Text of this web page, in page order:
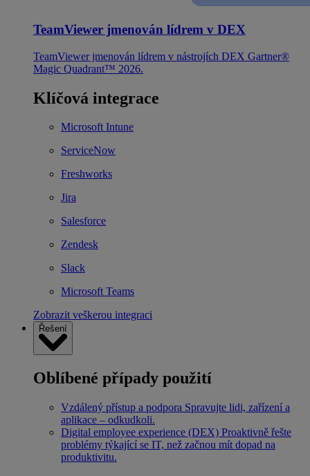
TeamViewer jmenován lídrem v DEX
TeamViewer jmenován lídrem v nástrojích DEX Gartner®
Magic Quadrant™ 2026.
Klíčová integrace
Microsoft Intune
ServiceNow
Freshworks
Jira
Salesforce
Zendesk
Slack
Microsoft Teams
Zobrazit veškerou integraci
Řešení
Oblíbené případy použití
Vzdálený přístup a podpora Spravujte lidi, zařízení a
aplikace – odkudkoli.
Digital employee experience (DEX) Proaktivně řešte
problémy týkající se IT, než začnou mít dopad na
produktivitu.